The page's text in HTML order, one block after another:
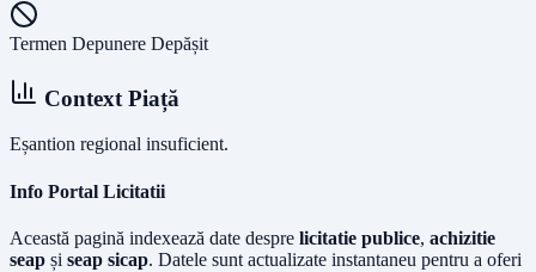
Termen Depunere Depășit
Context Piață
Eșantion regional insuficient.
Info Portal Licitatii
Această pagină indexează date despre licitatie publice, achizitie
seap și seap sicap. Datele sunt actualizate instantaneu pentru a oferi